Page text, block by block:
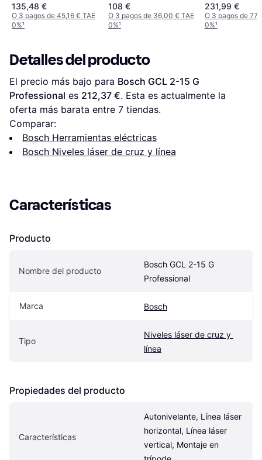
135,48 €
O 3 pagos de 45,16 € TAE
0%¹
108 €
O 3 pagos de 36,00 € TAE
0%¹
231,99 €
O 3 pagos de
0%¹
Detalles del producto
El precio más bajo para Bosch GCL 2-15 G
Professional es 212,37 €. Esta es actualmente la
oferta más barata entre 7 tiendas.
Comparar:
Bosch Herramientas eléctricas
Bosch Niveles láser de cruz y línea
Características
Producto
Nombre del producto
Bosch GCL 2-15 G
Professional
Marca Bosch
Tipo
Niveles láser de cruz y
línea
Propiedades del producto
Características
Autonivelante, Línea láser
horizontal, Línea láser
vertical, Montaje en